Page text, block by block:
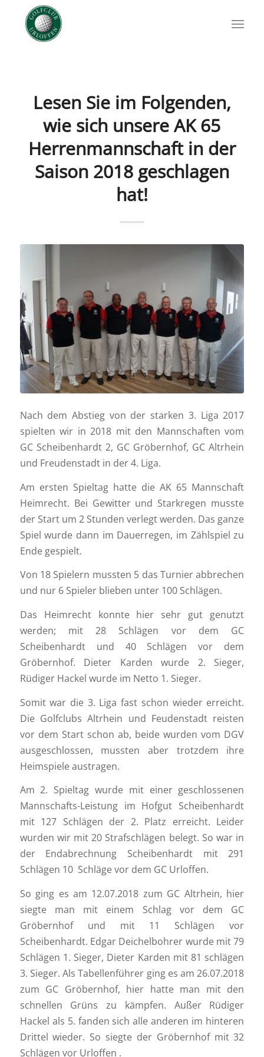
Lesen Sie im Folgenden,
wie sich unsere AK 65
Herrenmannschaft in der
Saison 2018 geschlagen
hat!
Nach dem Abstieg von der starken 3. Liga 2017
spielten wir in 2018 mit den Mannschaften vom
GC Scheibenhardt 2, GC Gröbernhof, GC Altrhein
und Freudenstadt in der 4. Liga.
Am ersten Spieltag hatte die AK 65 Mannschaft
Heimrecht. Bei Gewitter und Starkregen musste
der Start um 2 Stunden verlegt werden. Das ganze
Spiel wurde dann im Dauerregen, im Zählspiel zu
Ende gespielt.
Von 18 Spielern mussten 5 das Turnier abbrechen
und nur 6 Spieler blieben unter 100 Schlägen.
Das Heimrecht konnte hier sehr gut genutzt
werden; mit 28 Schlägen vor dem GC
Scheibenhardt und 40 Schlägen vor dem
Gröbernhof. Dieter Karden wurde 2. Sieger,
Rüdiger Hackel wurde im Netto 1. Sieger.
Somit war die 3. Liga fast schon wieder erreicht.
Die Golfclubs Altrhein und Feudenstadt reisten
vor dem Start schon ab, beide wurden vom DGV
ausgeschlossen, mussten aber trotzdem ihre
Heimspiele austragen.
Am 2. Spieltag wurde mit einer geschlossenen
Mannschafts-Leistung im Hofgut Scheibenhardt
mit 127 Schlägen der 2. Platz erreicht. Leider
wurden wir mit 20 Strafschlägen belegt. So war in
der Endabrechnung Scheibenhardt mit 291
Schlägen 10 Schläge vor dem GC Urloffen.
So ging es am 12.07.2018 zum GC Altrhein, hier
siegte man mit einem Schlag vor dem GC
Gröbernhof und mit 11 Schlägen vor
Scheibenhardt. Edgar Deichelbohrer wurde mit 79
Schlägen 1. Sieger, Dieter Karden mit 81 schlägen
3. Sieger. Als Tabellenführer ging es am 26.07.2018
zum GC Gröbernhof, hier hatte man mit den
schnellen Grüns zu kämpfen. Außer Rüdiger
Hackel als 5. fanden sich alle anderen im hinteren
Drittel wieder. So siegte der Gröbernhof mit 32
Schlägen vor Urloffen .